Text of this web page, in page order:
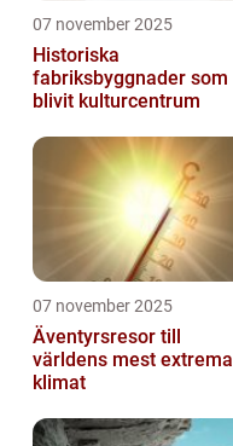
07 november 2025
Historiska
fabriksbyggnader som
blivit kulturcentrum
07 november 2025
Äventyrsresor till
världens mest extrema
klimat